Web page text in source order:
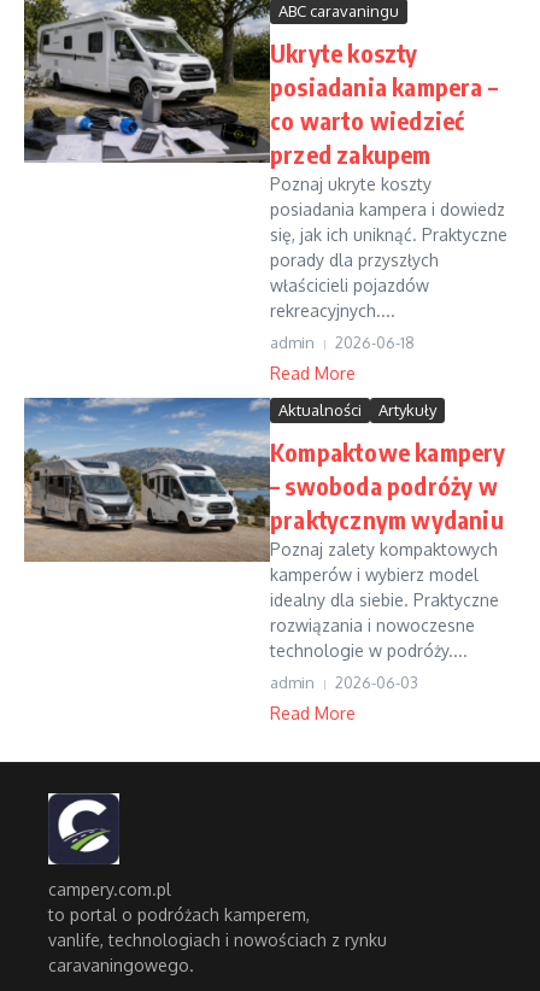
ABC caravaningu
Ukryte koszty
posiadania kampera –
co warto wiedzieć
przed zakupem
Poznaj ukryte koszty
posiadania kampera i dowiedz
się, jak ich uniknąć. Praktyczne
porady dla przyszłych
właścicieli pojazdów
rekreacyjnych....
admin 2026-06-18
Read More
Aktualności Artykuły
Kompaktowe kampery
– swoboda podróży w
praktycznym wydaniu
Poznaj zalety kompaktowych
kamperów i wybierz model
idealny dla siebie. Praktyczne
rozwiązania i nowoczesne
technologie w podróży....
admin 2026-06-03
Read More
campery.com.pl
to portal o podróżach kamperem,
vanlife, technologiach i nowościach z rynku
caravaningowego.